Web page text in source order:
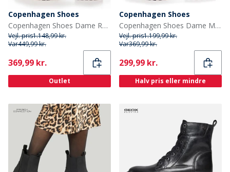
Copenhagen Shoes
Copenhagen Shoes Dame Rocka Laze Støvler 0011 Sort Lak
Vejl. pris1.148,99 kr.
Var449,99 kr.
Current
369,99 kr.
Outlet
Copenhagen Shoes
Copenhagen Shoes Dame Magic Walk Støvler 0001 Sort
Vejl. pris1.199,99 kr.
Var369,99 kr.
Current
299,99 kr.
Halv pris eller mindre